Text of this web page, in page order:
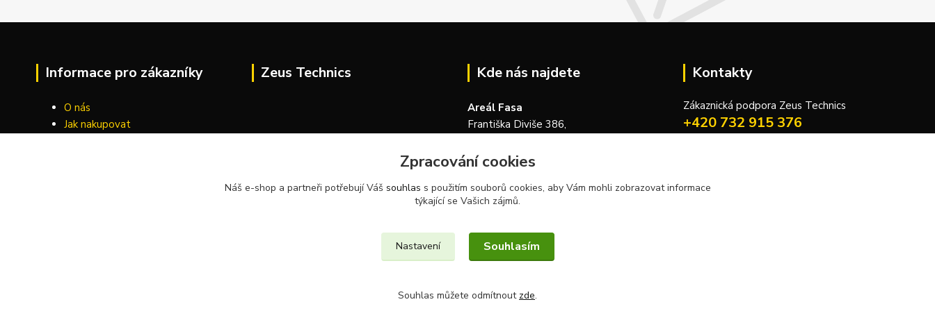
Informace pro zákazníky
O nás
Jak nakupovat
Zeus Technics Kde nás najdete
Areál Fasa
Františka Diviše 386,
Česká republika
Kontakty
Zákaznická podpora Zeus Technics
+420 732 915 376
Zpracování cookies
Náš e-shop a partneři potřebují Váš souhlas s použitím souborů cookies, aby Vám mohli zobrazovat informace
týkající se Vašich zájmů.
Nastavení Souhlasím
Souhlas můžete odmítnout zde.